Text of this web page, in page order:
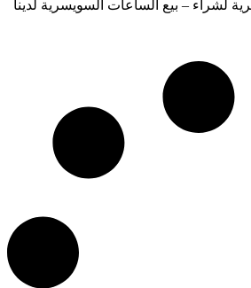
لشراء – بيع الساعات السويسرية لدينا